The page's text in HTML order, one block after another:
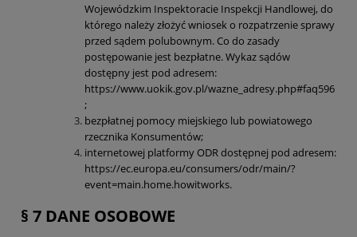
Wojewódzkim Inspektoracie Inspekcji Handlowej, do
którego należy złożyć wniosek o rozpatrzenie sprawy
przed sądem polubownym. Co do zasady
postępowanie jest bezpłatne. Wykaz sądów
dostępny jest pod adresem:
https://www.uokik.gov.pl/wazne_adresy.php#faq596
;
bezpłatnej pomocy miejskiego lub powiatowego
rzecznika Konsumentów;
internetowej platformy ODR dostępnej pod adresem:
https://ec.europa.eu/consumers/odr/main/?
event=main.home.howitworks.
§ 7 DANE OSOBOWE